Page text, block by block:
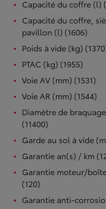
Capacité du coffre (l)
Capacité du coffre,
pavillon (l) (1606)
Poids à vide (kg)
PTAC (kg) (1955)
Voie AV (mm) (1531)
Voie AR (mm) (1544)
Diamètre de
(11400)
Garde au sol à vide
Garantie an(s) / km
Garantie moteur/
(120)
Garantie anti-